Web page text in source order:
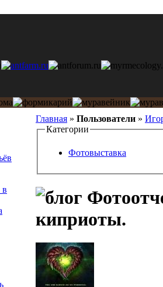
Главная » Пользователи »
Категории
Фотовыставка
киприоты.